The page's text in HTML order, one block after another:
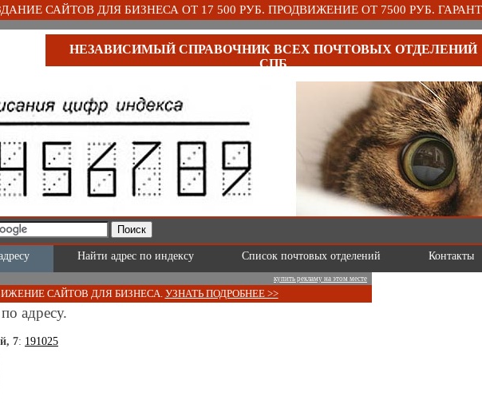
САЙТОВ ДЛЯ БИЗНЕСА ОТ 17 500 РУБ. ПРОДВИЖЕНИЕ ОТ 7500 РУБ.
НЕЗАВИСИМЫЙ СПРАВОЧНИК ВСЕХ ПОЧТОВЫХ ОТДЕЛЕНИЙ
СПБ
Найти адрес по индексу Список почтовых отделений Контакты
купить рекламу на этом месте
САЙТОВ ДЛЯ БИЗНЕСА. УЗНАТЬ ПОДРОБНЕЕ >>
адресу.
7: 191025